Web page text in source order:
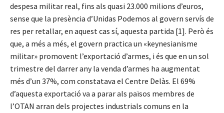
despesa militar real, fins als quasi 23.000 milions d’euros,
sense que la presència d’Unidas Podemos al govern servís de
res per retallar, en aquest cas sí, aquesta partida [1]. Però és
que, a més a més, el govern practica un «keynesianisme
militar» promovent l’exportació d’armes, i és que en un sol
trimestre del darrer any la venda d’armes ha augmentat
més d’un 37%, com constatava el Centre Delàs. El 69%
d’aquesta exportació va a parar als països membres de
l’OTAN arran dels projectes industrials comuns en la